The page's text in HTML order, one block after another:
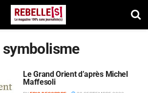
symbolisme
Le Grand Orient d’après Michel
Maffesoli